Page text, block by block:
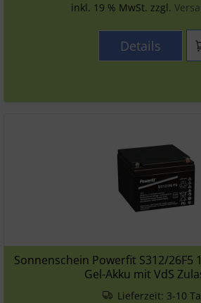
inkl. 19 % MwSt. zzgl.
Details
Sonnenschein Powerfit S312/26F5
Gel-Akku mit VdS
Lieferzeit: 3-10